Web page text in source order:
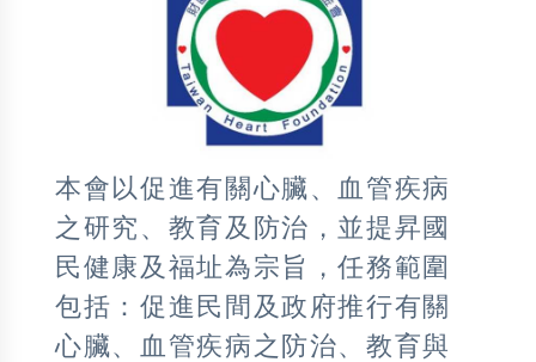
本會以促進有關心臟、血管疾病
之研究、教育及防治，並提昇國
民健康及福址為宗旨，任務範圍
包括：促進民間及政府推行有關
心臟、血管疾病之防治、教育與